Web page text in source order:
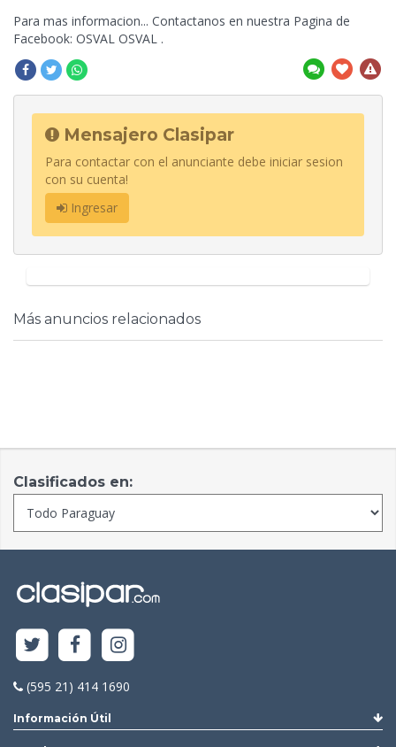
Para mas informacion... Contactanos en nuestra Pagina de
Facebook: OSVAL OSVAL .
Mensajero Clasipar
Para contactar con el anunciante debe iniciar sesion
con su cuenta!
Ingresar
Más anuncios relacionados
Clasificados en:
(595 21) 414 1690
Información Útil